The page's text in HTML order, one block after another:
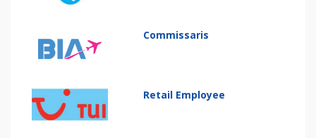
Commissaris
Retail Employee